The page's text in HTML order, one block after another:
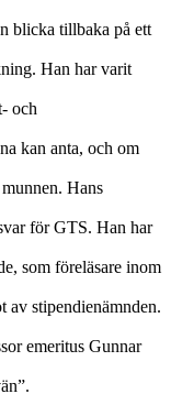
tillbaka på ett
Han har varit
och
kan anta, och om
Hans
för GTS. Han har
som föreläsare inom
stipendienämnden.
emeritus Gunnar